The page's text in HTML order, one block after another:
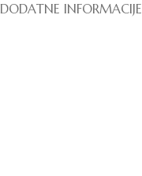
DODATNE INFORMACIJE